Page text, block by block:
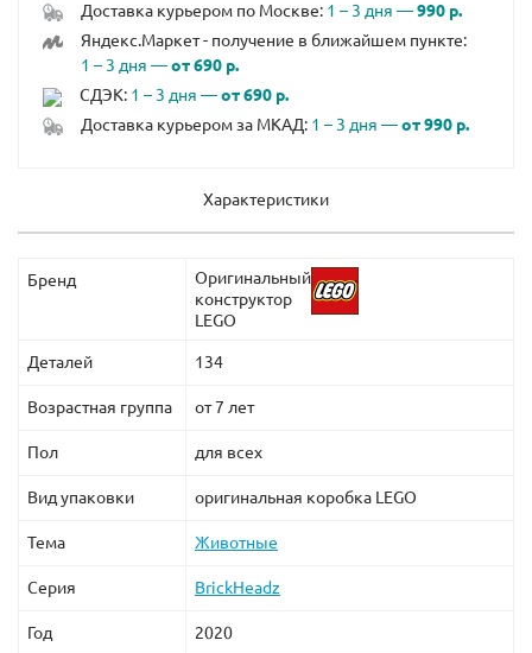
Доставка курьером по Москве: 1 – 3 дня —990 р.
Яндекс.Маркет - получение в ближайшем пункте:
1 – 3 дня —от 690 р.
СДЭК: 1 – 3 дня —от 690 р.
Доставка курьером за МКАД: 1 – 3 дня —от 990 р.
Характеристики
Бренд
Оригинальный
конструктор
LEGO
Деталей 134
Возрастная группа от 7 лет
Пол для всех
Вид упаковки оригинальная коробка LEGO
Тема Животные
Серия BrickHeadz
Год 2020